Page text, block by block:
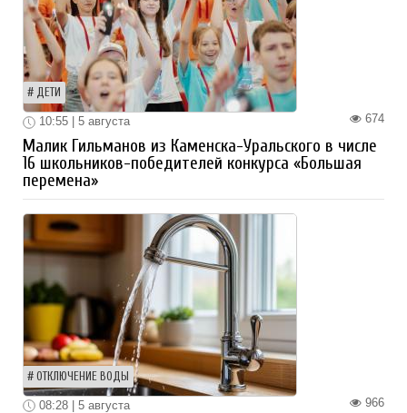
ДЕТИ
674
10:55 | 5 августа
Малик Гильманов из Каменска-Уральского в числе
16 школьников-победителей конкурса «Большая
перемена»
ОТКЛЮЧЕНИЕ ВОДЫ
966
08:28 | 5 августа